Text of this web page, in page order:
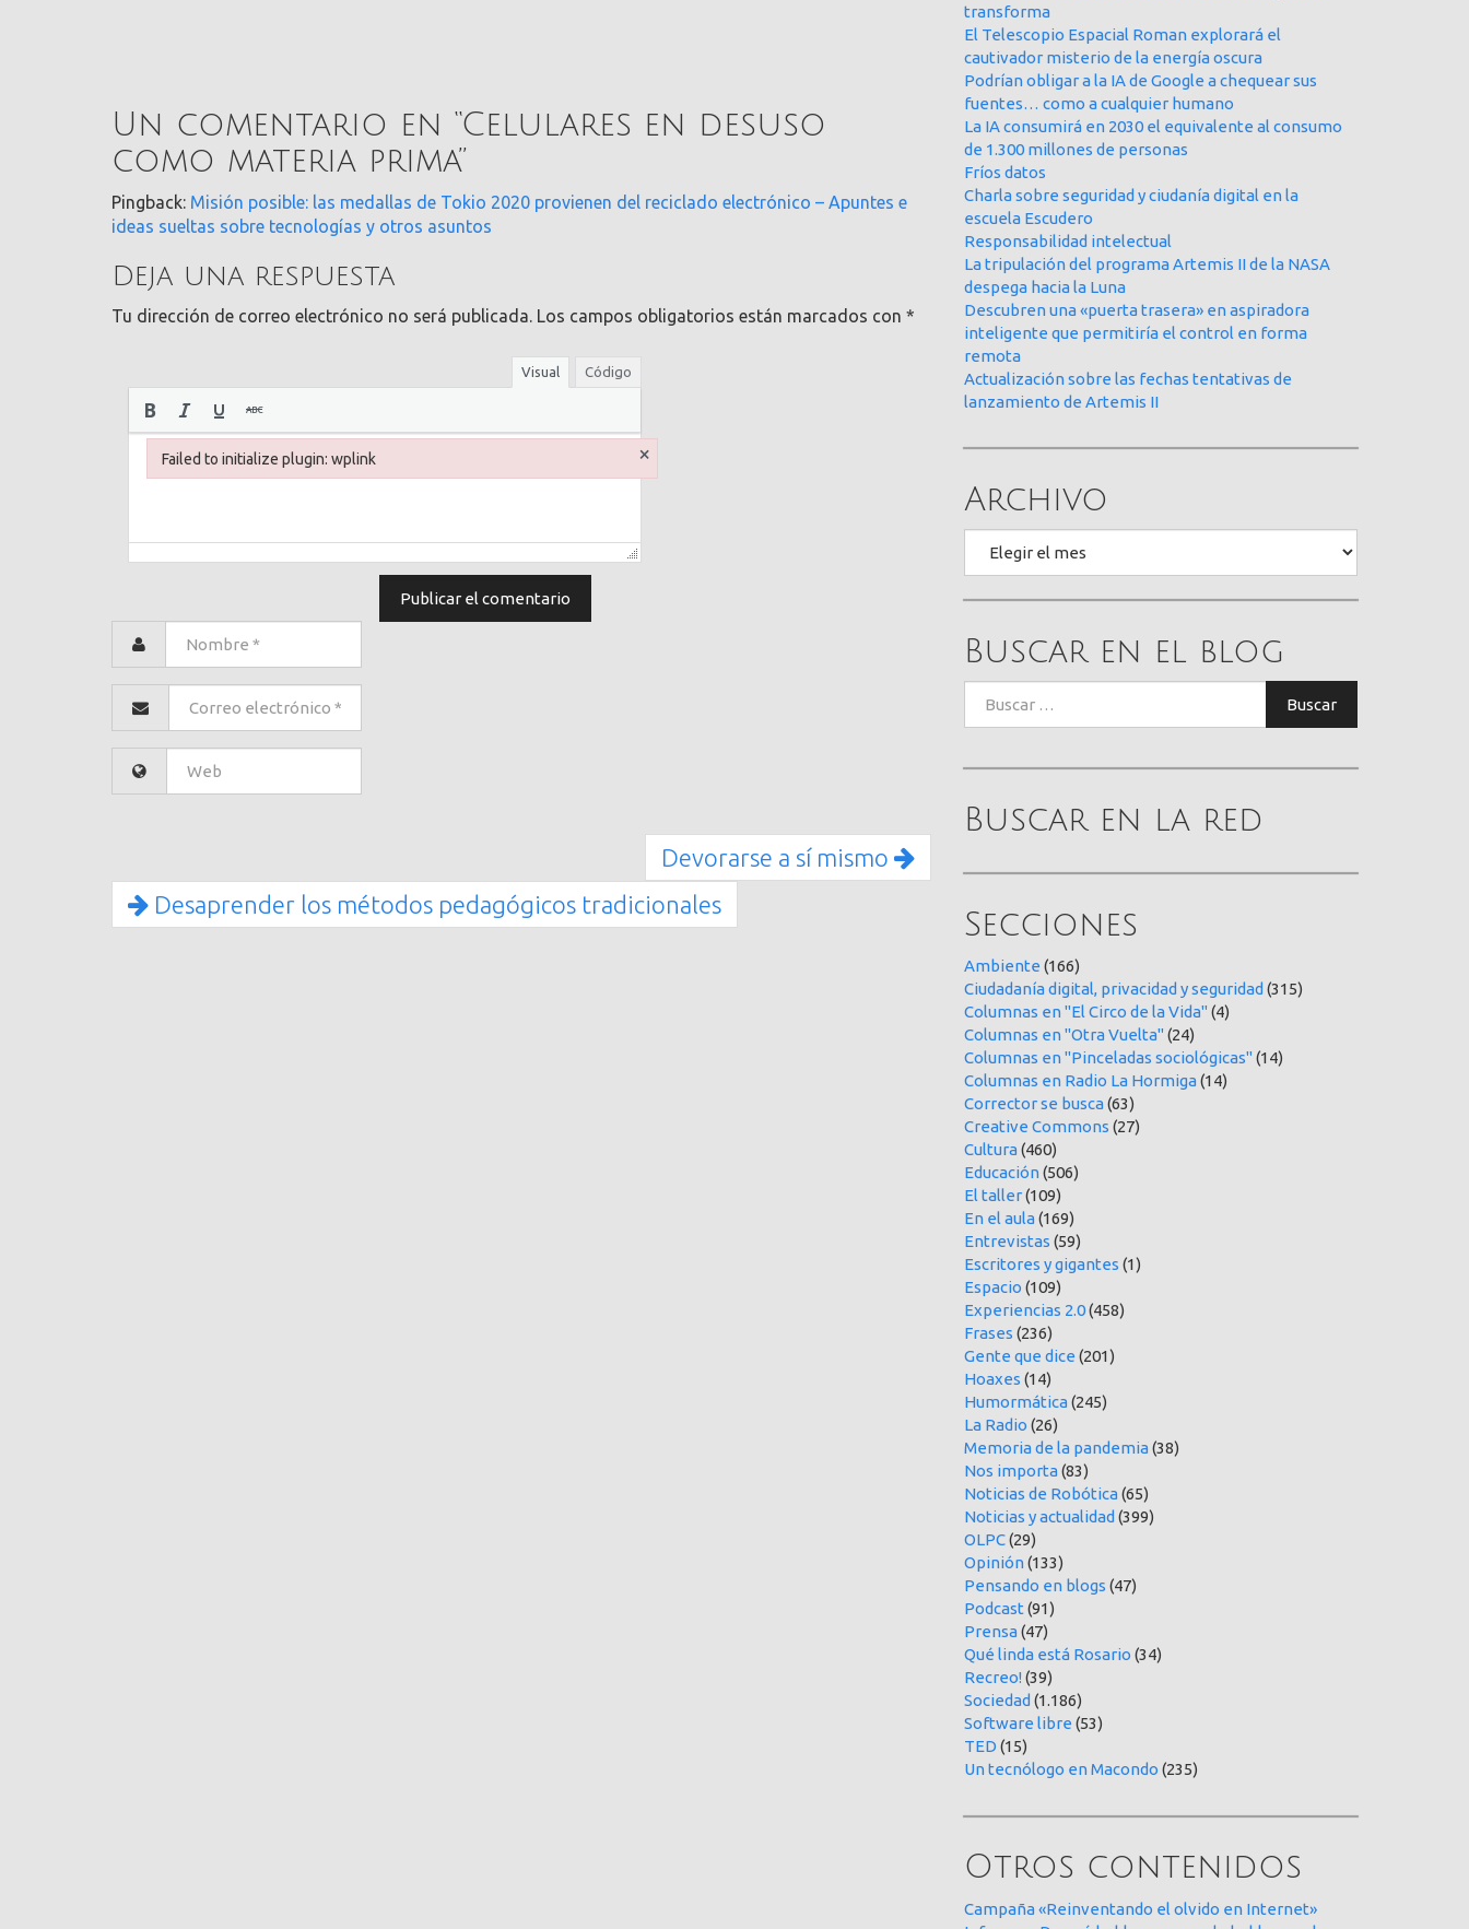
Un comentario en “Celulares en desuso
como materia prima”
Pingback: Misión posible: las medallas de Tokio 2020 provienen del reciclado electrónico – Apuntes e
ideas sueltas sobre tecnologías y otros asuntos
Deja una respuesta
Tu dirección de correo electrónico no será publicada. Los campos obligatorios están marcados con *
Visual Código
Devorarse a sí mismo
Desaprender los métodos pedagógicos tradicionales
transforma
El Telescopio Espacial Roman explorará el
cautivador misterio de la energía oscura
Podrían obligar a la IA de Google a chequear sus
fuentes… como a cualquier humano
La IA consumirá en 2030 el equivalente al consumo
de 1.300 millones de personas
Fríos datos
Charla sobre seguridad y ciudanía digital en la
escuela Escudero
Responsabilidad intelectual
La tripulación del programa Artemis II de la NASA
despega hacia la Luna
Descubren una «puerta trasera» en aspiradora
inteligente que permitiría el control en forma
remota
Actualización sobre las fechas tentativas de
lanzamiento de Artemis II
Archivo
Buscar en el blog
Buscar
Buscar en la red
Secciones
Ambiente (166)
Ciudadanía digital, privacidad y seguridad (315)
Columnas en "El Circo de la Vida"(4)
Columnas en "Otra Vuelta"(24)
Columnas en "Pinceladas sociológicas"(14)
Columnas en Radio La Hormiga(14)
Corrector se busca(63)
Creative Commons (27)
Cultura(460)
Educación(506)
El taller(109)
En el aula(169)
Entrevistas (59)
Escritores y gigantes (1)
Espacio (109)
Experiencias 2.0(458)
Frases (236)
Gente que dice (201)
Hoaxes (14)
Humormática(245)
La Radio (26)
Memoria de la pandemia(38)
Nos importa(83)
Noticias de Robótica(65)
Noticias y actualidad (399)
OLPC(29)
Opinión(133)
Pensando en blogs (47)
Podcast (91)
Prensa(47)
Qué linda está Rosario (34)
Recreo!(39)
Sociedad (1.186)
Software libre (53)
TED (15)
Un tecnólogo en Macondo (235)
Otros contenidos
Campaña «Reinventando el olvido en Internet»
Failed to initialize plugin: wplink ×
Failed to initialize plugin: wplink